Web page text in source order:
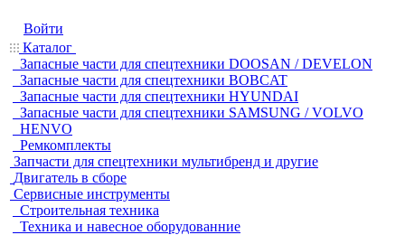
Войти
Каталог
Запасные части для спецтехники DOOSAN / DEVELON
Запасные части для спецтехники BOBCAT
Запасные части для спецтехники HYUNDAI
Запасные части для спецтехники SAMSUNG / VOLVO
HENVO
Ремкомплекты
Запчасти для спецтехники мультибренд и другие
Двигатель в сборе
Сервисные инструменты
Строительная техника
Техника и навесное оборудованние